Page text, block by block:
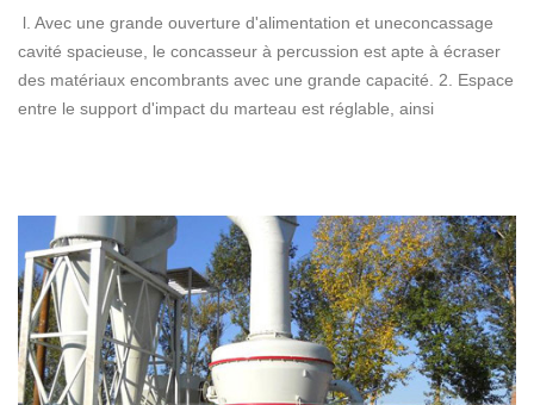
l. Avec une grande ouverture d'alimentation et uneconcassage
cavité spacieuse, le concasseur à percussion est apte à écraser
des matériaux encombrants avec une grande capacité. 2. Espace
entre le support d'impact du marteau est réglable, ainsi